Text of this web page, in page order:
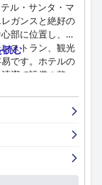
ル・サンタ・マ
ガンスと絶好の
部に位置し、ビ
ストラン、観光
です。ホテルの
潔で設備の整っ
ます。中心部に
囲気を保ち、観
食を称賛してお
、そして風味豊
なオプションも
ービスは、フレ
読む